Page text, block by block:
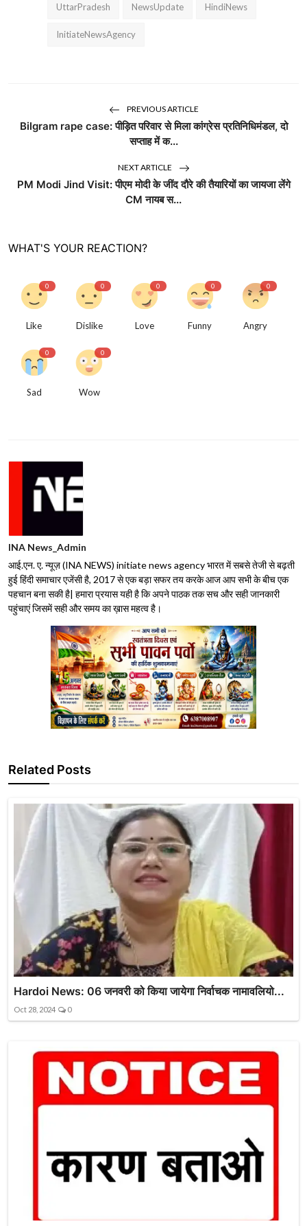
UttarPradesh NewsUpdate HindiNews
InitiateNewsAgency
PREVIOUS ARTICLE
Bilgram rape case: पीड़ित परिवार से मिला कांग्रेस प्रतिनिधिमंडल, दो
सप्ताह में क...
NEXT ARTICLE
PM Modi Jind Visit: पीएम मोदी के जींद दौरे की तैयारियों का जायजा लेंगे
CM नायब स...
WHAT'S YOUR REACTION?
0
Like
0
Dislike
0
Love
0
Funny
0
Angry
0
Sad
0
Wow
INA News_Admin
आई.एन. ए. न्यूज़ (INA NEWS) initiate news agency भारत में सबसे तेजी से बढ़ती
हुई हिंदी समाचार एजेंसी है, 2017 से एक बड़ा सफर तय करके आज आप सभी के बीच एक
पहचान बना सकी है| हमारा प्रयास यही है कि अपने पाठक तक सच और सही जानकारी
पहुंचाएं जिसमें सही और समय का ख़ास महत्व है।
Related Posts
Hardoi News: 06 जनवरी को किया जायेगा निर्वाचक नामावलियो...
Oct 28, 2024 0